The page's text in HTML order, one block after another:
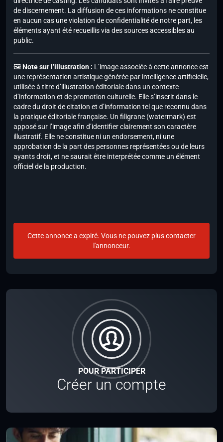
POUR PARTICIPER
Créer un compte
de discernement. La diffusion de ces informations ne constitue
en aucun cas une violation de confidentialité de notre part, les
éléments ayant été recueillis via des sources accessibles au
public.
🖼️Note sur l’illustration : L’image associée à cette annonce est
une représentation artistique générée par intelligence artificielle,
utilisée à titre d’illustration éditoriale dans un contexte
d’information et de promotion culturelle. Elle s’inscrit dans le
cadre du droit de citation et d’information tel que reconnu dans
la pratique éditoriale française. Un filigrane (watermark) est
apposé sur l’image afin d’identifier clairement son caractère
illustratif. Elle ne constitue ni un endorsement, ni une
approbation de la part des personnes représentées ou de leurs
ayants droit, et ne saurait être interprétée comme un élément
officiel de la production.
Cette annonce a expiré. Vous ne pouvez plus contacter
l'annonceur.